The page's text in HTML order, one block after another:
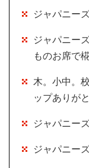
ジャパニー
ジャパニー
ものお席で
木。小中。
ップありが
ジャパニー
ジャパニー